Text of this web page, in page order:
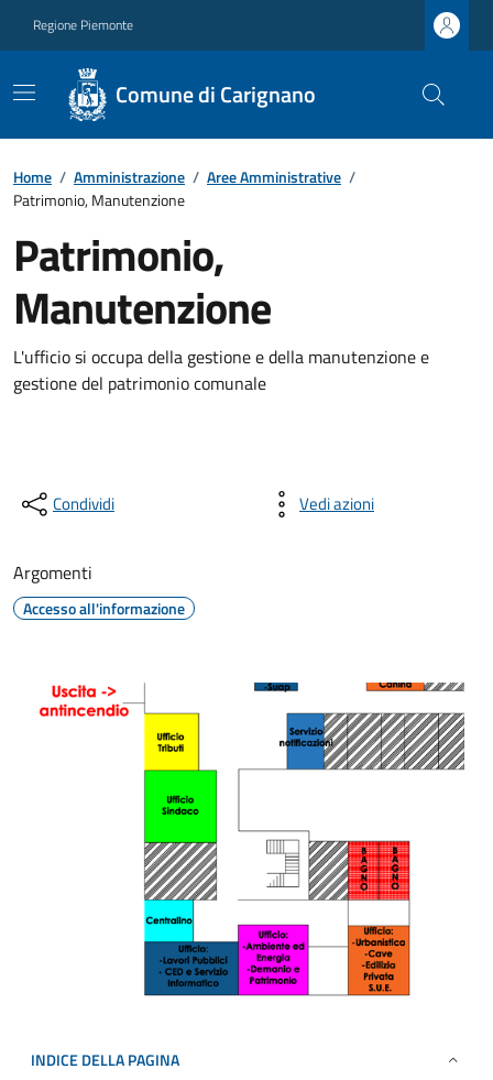
Regione Piemonte
Comune di Carignano
Home / Amministrazione / Aree Amministrative /
Patrimonio, Manutenzione
Patrimonio,
Manutenzione
L'ufficio si occupa della gestione e della manutenzione e
gestione del patrimonio comunale
Condividi Vedi azioni
Argomenti
Accesso all'informazione
INDICE DELLA PAGINA